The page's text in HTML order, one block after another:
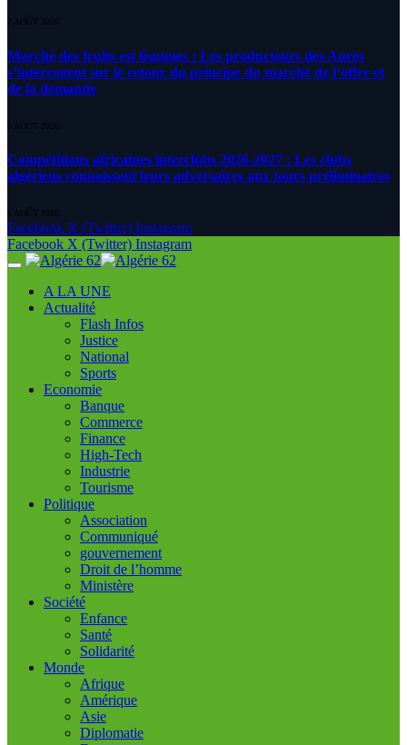
7 AOÛT 2026
Marché des fruits est légumes : Les producteurs des Aures
s’interrogent sur le retour du principe du marché de l’offre et
de la demande
6 AOÛT 2026
Compétitions africaines interclubs 2026-2027 : Les clubs
algériens connaissent leurs adversaires aux tours préliminaires
6 AOÛT 2026
Facebook X (Twitter) Instagram
Facebook X (Twitter) Instagram
A LA UNE
Actualité
Flash Infos
Justice
National
Sports
Economie
Banque
Commerce
Finance
High-Tech
Industrie
Tourisme
Politique
Association
Communiqué
gouvernement
Droit de l’homme
Ministère
Société
Enfance
Santé
Solidarité
Monde
Afrique
Amérique
Asie
Diplomatie